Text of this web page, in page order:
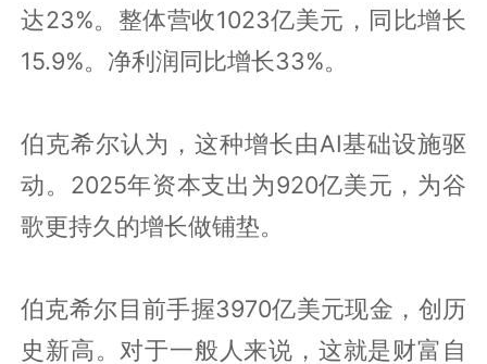
达23%。整体营收1023亿美元，同比增长
15.9%。净利润同比增长33%。
伯克希尔认为，这种增长由AI基础设施驱
动。2025年资本支出为920亿美元，为谷
歌更持久的增长做铺垫。
伯克希尔目前手握3970亿美元现金，创历
史新高。对于一般人来说，这就是财富自